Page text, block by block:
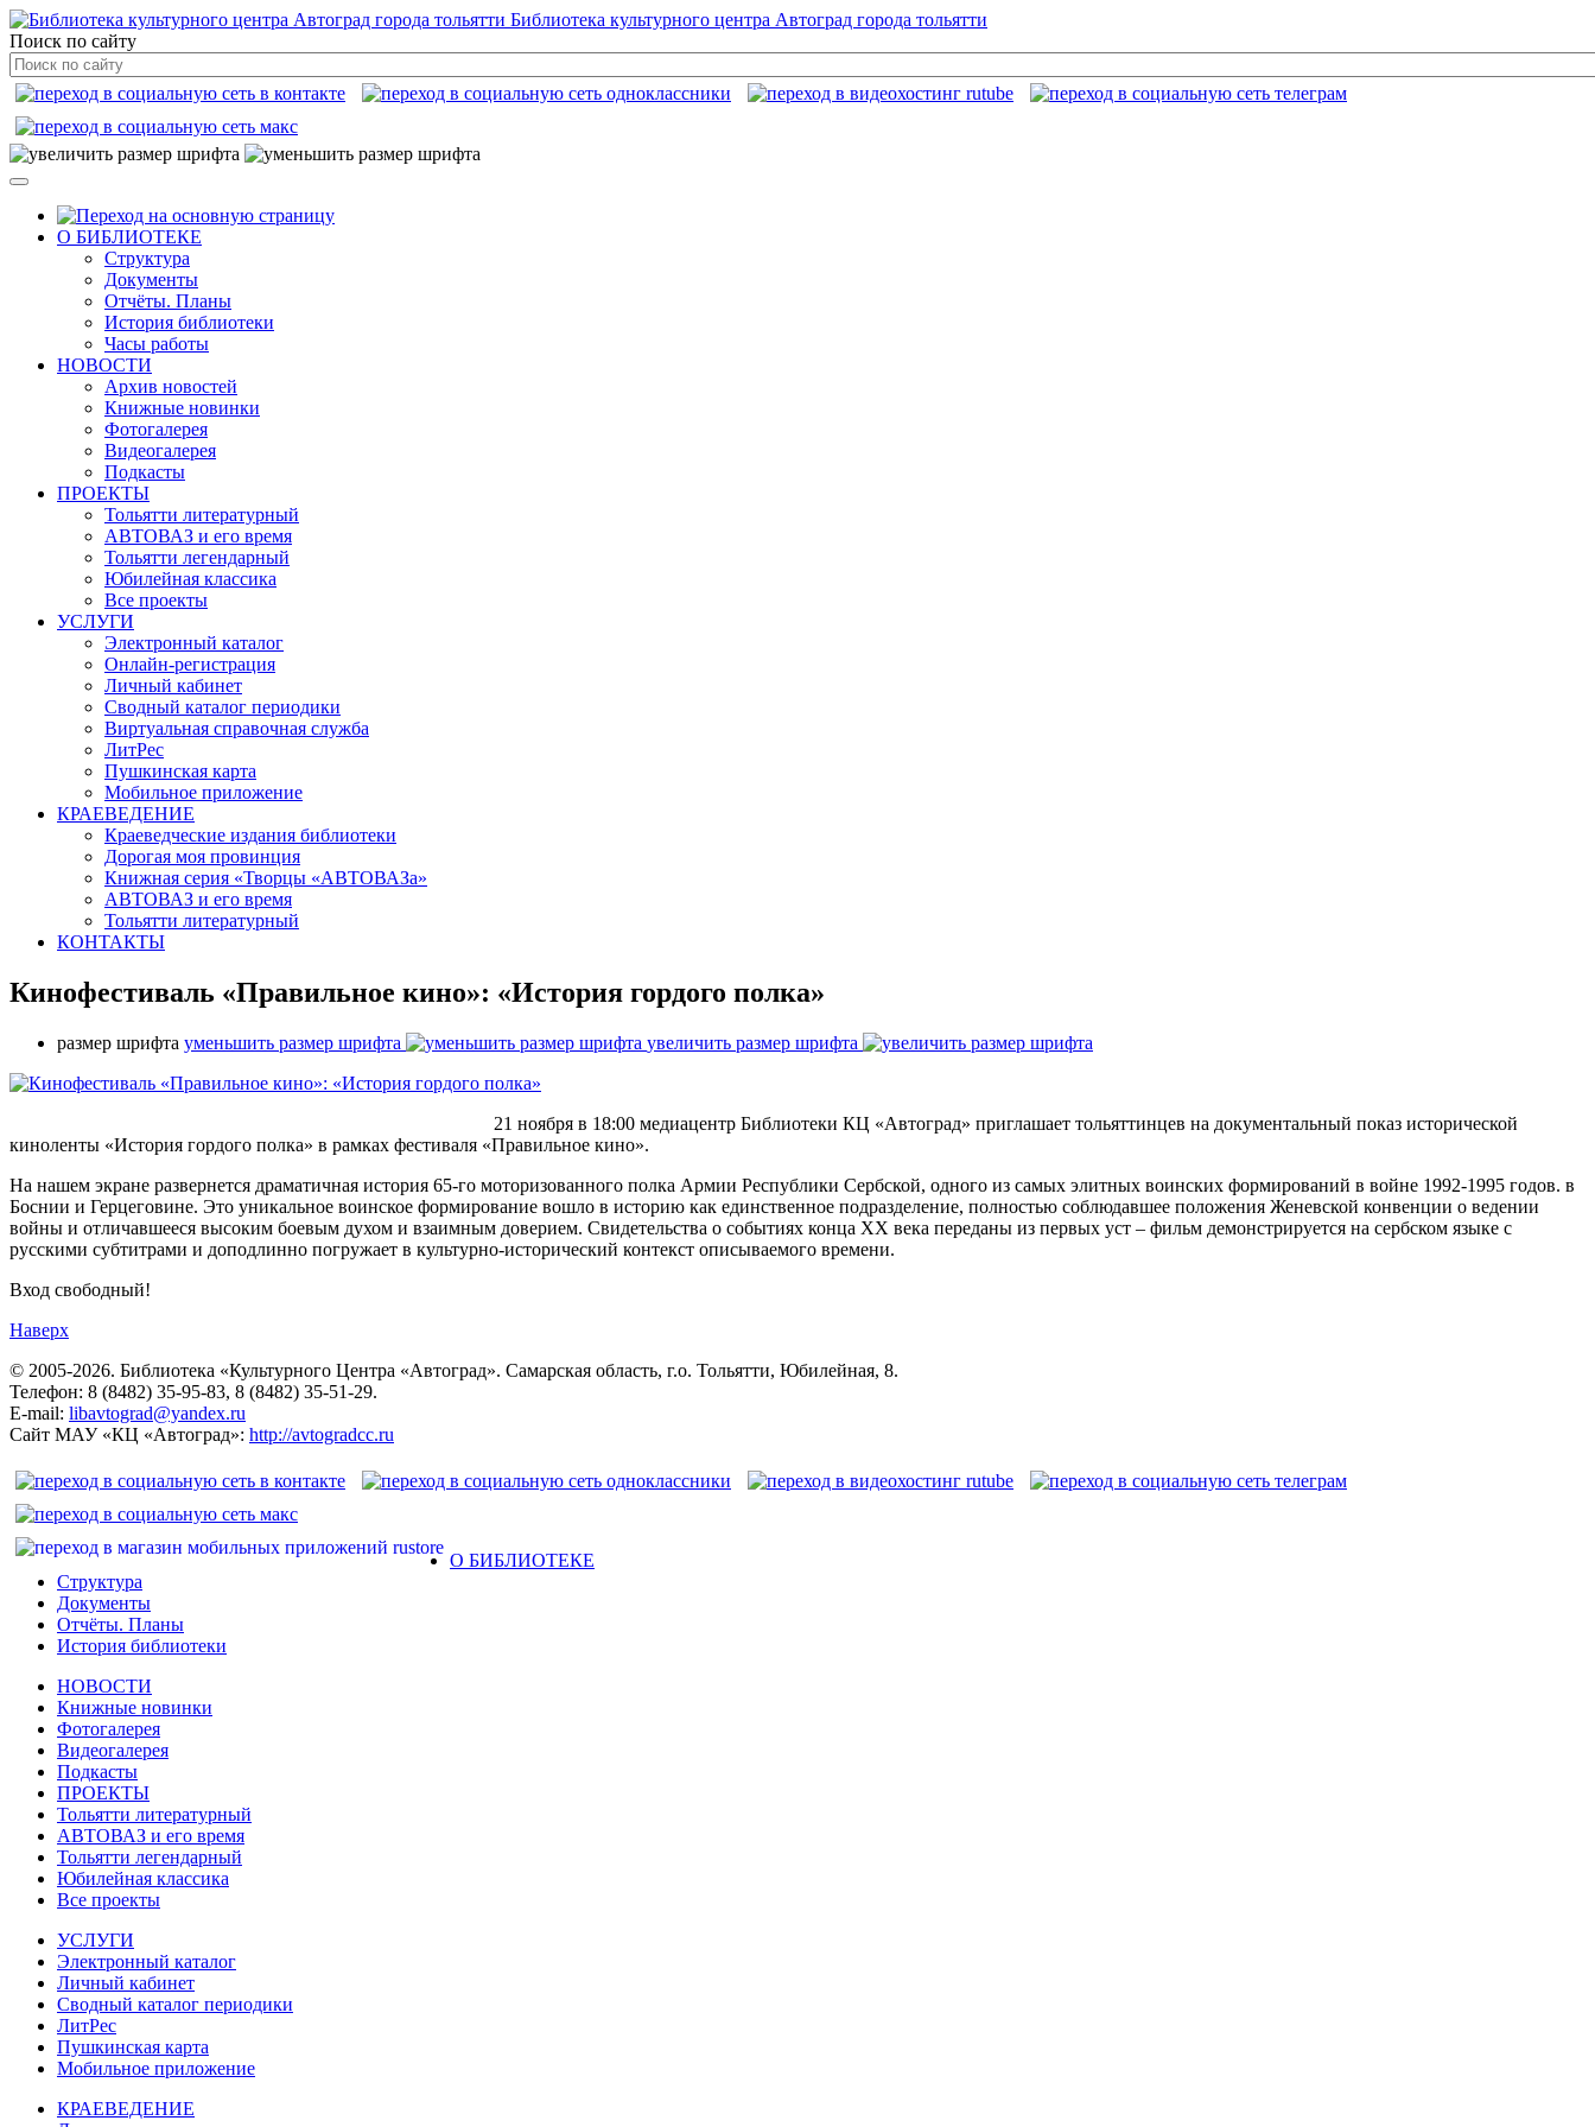
Библиотека культурного центра Автоград города тольятти
Поиск по сайту
О БИБЛИОТЕКЕ
Структура
Документы
Отчёты. Планы
История библиотеки
Часы работы
НОВОСТИ
Архив новостей
Книжные новинки
Фотогалерея
Видеогалерея
Подкасты
ПРОЕКТЫ
Тольятти литературный
АВТОВАЗ и его время
Тольятти легендарный
Юбилейная классика
Все проекты
УСЛУГИ
Электронный каталог
Онлайн-регистрация
Личный кабинет
Сводный каталог периодики
Виртуальная справочная служба
ЛитРес
Пушкинская карта
Мобильное приложение
КРАЕВЕДЕНИЕ
Краеведческие издания библиотеки
Дорогая моя провинция
Книжная серия «Творцы «АВТОВАЗа»
АВТОВАЗ и его время
Тольятти литературный
КОНТАКТЫ
Кинофестиваль «Правильное кино»: «История гордого полка»
размер шрифта уменьшить размер шрифта увеличить размер шрифта
21 ноября в 18:00 медиацентр Библиотеки КЦ «Автоград» приглашает тольяттинцев на документальный показ исторической
киноленты «История гордого полка» в рамках фестиваля «Правильное кино».
На нашем экране развернется драматичная история 65-го моторизованного полка Армии Республики Сербской, одного из самых элитных воинских формирований в войне 1992-1995 годов. в
Боснии и Герцеговине. Это уникальное воинское формирование вошло в историю как единственное подразделение, полностью соблюдавшее положения Женевской конвенции о ведении
войны и отличавшееся высоким боевым духом и взаимным доверием. Свидетельства о событиях конца ХХ века переданы из первых уст – фильм демонстрируется на сербском языке с
русскими субтитрами и доподлинно погружает в культурно-исторический контекст описываемого времени.
Вход свободный!
Наверх
© 2005-2026. Библиотека «Культурного Центра «Автоград». Самарская область, г.о. Тольятти, Юбилейная, 8.
Телефон: 8 (8482) 35-95-83, 8 (8482) 35-51-29.
E-mail: libavtograd@yandex.ru
Сайт МАУ «КЦ «Автоград»: http://avtogradcc.ru
О БИБЛИОТЕКЕ
Структура
Документы
Отчёты. Планы
История библиотеки
НОВОСТИ
Книжные новинки
Фотогалерея
Видеогалерея
Подкасты
ПРОЕКТЫ
Тольятти литературный
АВТОВАЗ и его время
Тольятти легендарный
Юбилейная классика
Все проекты
УСЛУГИ
Электронный каталог
Личный кабинет
Сводный каталог периодики
ЛитРес
Пушкинская карта
Мобильное приложение
КРАЕВЕДЕНИЕ